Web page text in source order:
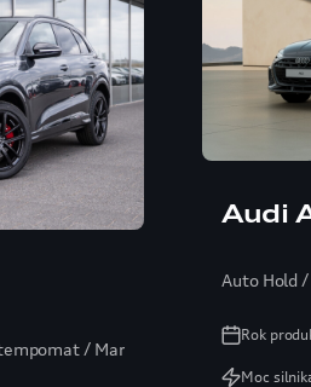
/ Martwe pole / Kamera 360
Audi
Auto Hold
Rok
Moc